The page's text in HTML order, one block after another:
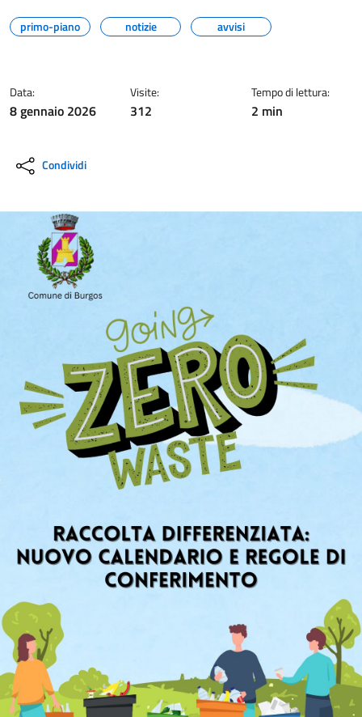
primo-piano notizie avvisi
Data:
8 gennaio 2026
Visite:
312
Tempo di lettura:
2 min
Condividi